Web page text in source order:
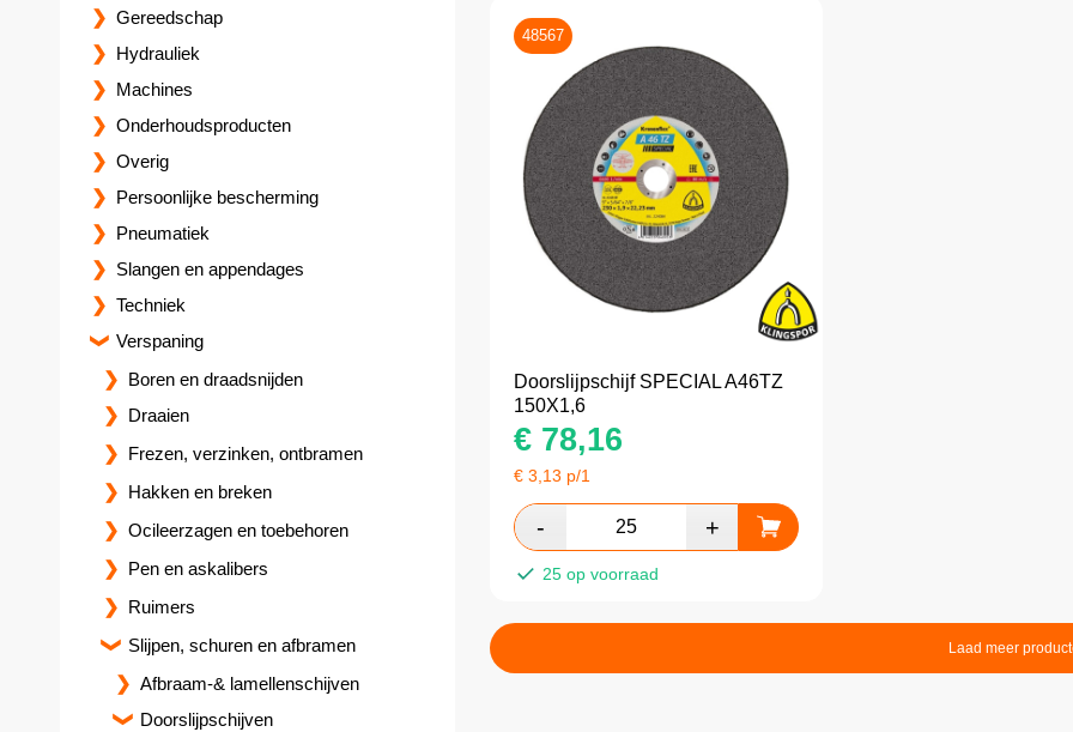
48567
Doorslijpschijf SPECIAL A46TZ
150X1,6
€ 78,16
€ 3,13 p/1
25 op voorraad
Laad meer
Gereedschap
Hydrauliek
Machines
Onderhoudsproducten
Overig
Persoonlijke bescherming
Pneumatiek
Slangen en appendages
Techniek
Verspaning
Boren en draadsnijden
Draaien
Frezen, verzinken, ontbramen
Hakken en breken
Ocileerzagen en toebehoren
Pen en askalibers
Ruimers
Slijpen, schuren en afbramen
Afbraam-& lamellenschijven
Doorslijpschijven